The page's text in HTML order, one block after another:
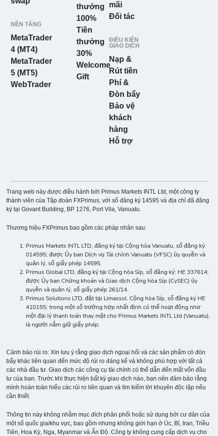
NỀN TẢNG
MetaTrader
4 (MT4)
MetaTrader
5 (MT5)
WebTrader
thưởng
100%
Tiền
thưởng
30%
Welcome
Gift
mãi
Đối tác
ĐIỀU KIỆN
GIAO DỊCH
Nạp &
Rút tiền
Phí &
Đòn bẩy
Bảo vệ
khách
hàng
Hỗ trợ
Trang web này được điều hành bởi Primus Markets INTL Ltd, một công ty
thành viên của Tập đoàn FXPrimus, với số đăng ký 14595 và địa chỉ đã đăng
ký tại Govant Building, BP 1276, Port Vila, Vanuatu.
Thương hiệu FXPrimus bao gồm các pháp nhân sau:
Primus Markets INTL LTD, đăng ký tại Cộng hòa Vanuatu, số đăng ký:
014595; được Ủy ban Dịch vụ Tài chính Vanuatu (VFSC) ủy quyền và
quản lý, số giấy phép 14595.
Primus Global LTD, đăng ký tại Cộng hòa Síp, số đăng ký: HE 337614;
được Ủy ban Chứng khoán và Giao dịch Cộng hòa Síp (CySEC) ủy
quyền và quản lý, số giấy phép 261/14.
Primus Solutions LTD, đặt tại Limassol, Cộng hòa Síp, số đăng ký HE
410155; trong một số trường hợp nhất định có thể hoạt động như
một đại lý thanh toán thay mặt cho Primus Markets INTL Ltd (Vanuatu),
là người nắm giữ giấy phép.
Cảnh báo rủi ro: Xin lưu ý rằng giao dịch ngoại hối và các sản phẩm có đòn
bẩy khác liên quan đến mức độ rủi ro đáng kể và không phù hợp với tất cả
các nhà đầu tư. Giao dịch các công cụ tài chính có thể dẫn đến mất vốn đầu
tư của bạn. Trước khi thực hiện bất kỳ giao dịch nào, bạn nên đảm bảo rằng
mình hoàn toàn hiểu các rủi ro liên quan và tìm kiếm lời khuyên độc lập nếu
cần thiết.
Thông tin này không nhằm mục đích phân phối hoặc sử dụng bởi cư dân của
một số quốc gia/khu vực, bao gồm nhưng không giới hạn ở Úc, Bỉ, Iran, Triều
Tiên, Hoa Kỳ, Nga, Myanmar và Ấn Độ. Công ty không cung cấp dịch vụ cho